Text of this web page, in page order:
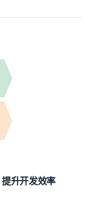
多出海企业的热门
升开发效率